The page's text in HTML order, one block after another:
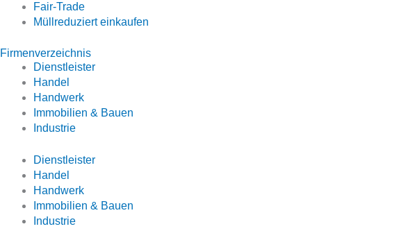
Fair-Trade
Müllreduziert einkaufen
Firmenverzeichnis
Dienstleister
Handel
Handwerk
Immobilien & Bauen
Industrie
Dienstleister
Handel
Handwerk
Immobilien & Bauen
Industrie